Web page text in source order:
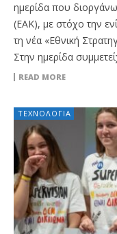
ημερίδα που
(ΕΑΚ), με στόχο την
τη νέα «Εθνική
Στην ημερίδα
READ MORE
ΤΕΧΝΟΛΟΓΊΑ